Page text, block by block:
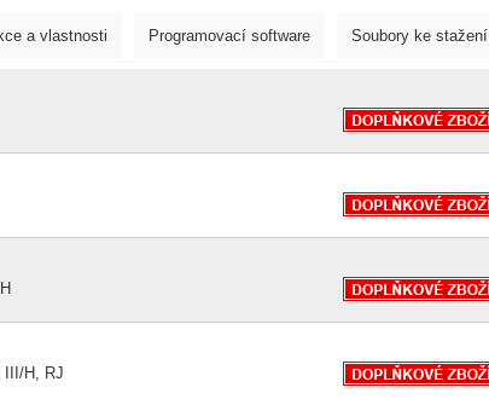
a vlastnosti Programovací software Soubory ke stažení
III/H, RJ